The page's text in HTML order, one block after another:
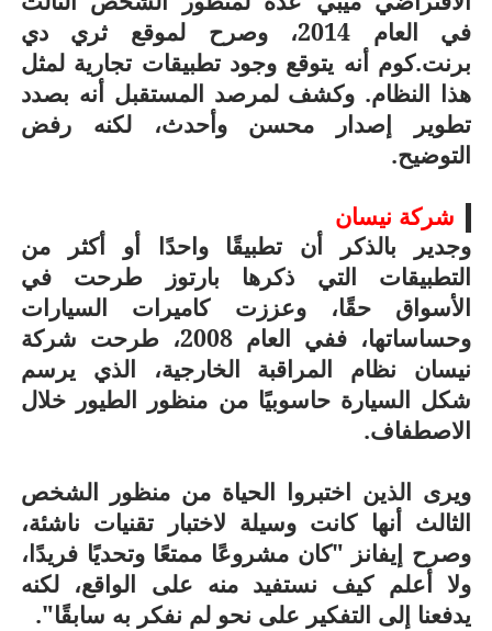
في العام 2014، وصرح لموقع ثري دي
برنت.كوم أنه يتوقع وجود تطبيقات تجارية لمثل
هذا النظام. وكشف لمرصد المستقبل أنه بصدد
تطوير إصدار محسن وأحدث، لكنه رفض
التوضيح.
شركة نيسان
وجدير بالذكر أن تطبيقًا واحدًا أو أكثر من
التطبيقات التي ذكرها بارتوز طرحت في
الأسواق حقًا، وعززت كاميرات السيارات
وحساساتها، ففي العام 2008، طرحت شركة
نيسان نظام المراقبة الخارجية، الذي يرسم
شكل السيارة حاسوبيًا من منظور الطيور خلال
الاصطفاف.
ويرى الذين اختبروا الحياة من منظور الشخص
الثالث أنها كانت وسيلة لاختبار تقنيات ناشئة،
وصرح إيفانز "كان مشروعًا ممتعًا وتحديًا فريدًا،
ولا أعلم كيف نستفيد منه على الواقع، لكنه
يدفعنا إلى التفكير على نحو لم نفكر به سابقًا".